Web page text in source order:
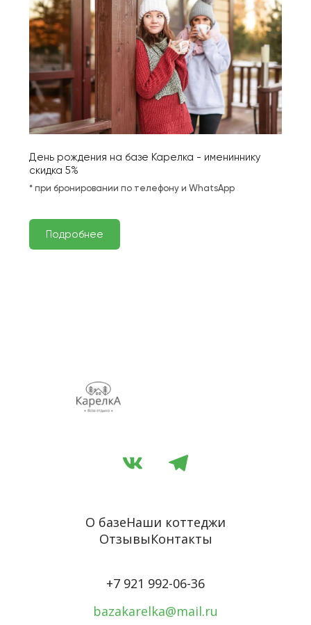
День рождения на базе Карелка - имениннику
скидка 5%
* при бронировании по телефону и WhatsApp
Подробнее
О базеНаши коттеджи
ОтзывыКонтакты
+7 921 992-06-36
bazakarelka@mail.ru